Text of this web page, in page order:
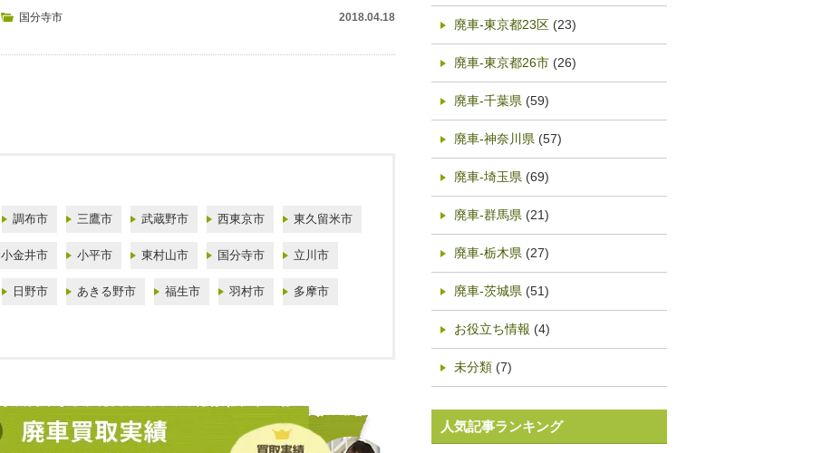
国分寺市 2018.04.18
調布市 三鷹市 武蔵野市 西東京市 東久留米市
小金井市 小平市 東村山市 国分寺市 立川市
日野市 あきる野市 福生市 羽村市 多摩市
廃車-東京都23区 (23)
廃車-東京都26市 (26)
廃車-千葉県 (59)
廃車-神奈川県 (57)
廃車-埼玉県 (69)
廃車-群馬県 (21)
廃車-栃木県 (27)
廃車-茨城県 (51)
お役立ち情報 (4)
未分類 (7)
人気記事ランキング